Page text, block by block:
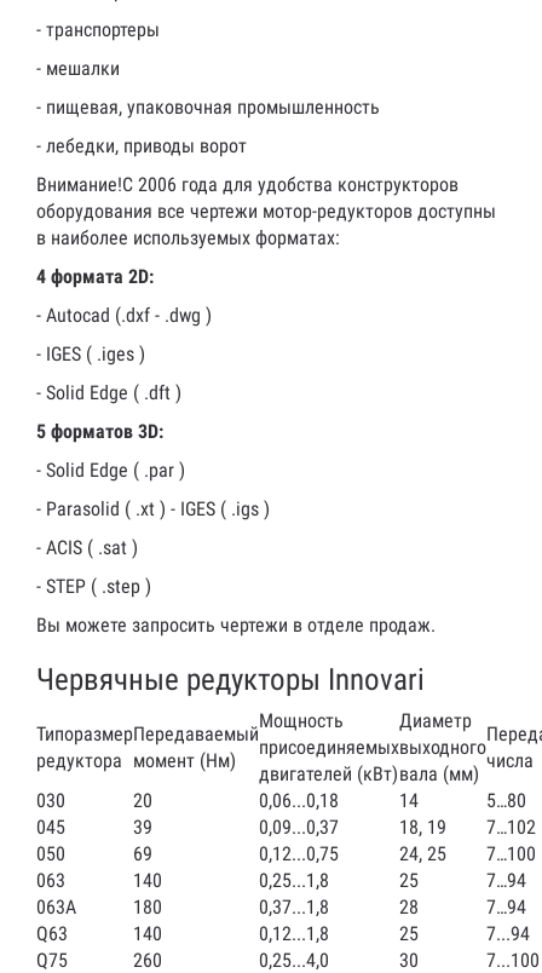
- транспортеры
- мешалки
- пищевая, упаковочная промышленность
- лебедки, приводы ворот
Внимание!С 2006 года для удобства конструкторов
оборудования все чертежи мотор-редукторов доступны
в наиболее используемых форматах:
4 формата 2D:
- Autocad (.dxf - .dwg )
- IGES ( .iges )
- Solid Edge ( .dft )
5 форматов 3D:
- Solid Edge ( .par )
- Parasolid ( .xt ) - IGES ( .igs )
- ACIS ( .sat )
- STEP ( .step )
Вы можете запросить чертежи в отделе продаж.
Червячные редукторы Innovari
Типоразмер
редуктора
Передаваемый
момент (Нм)
Мощность
присоединяемых
двигателей (кВт)
Диаметр
выходного
вала (мм)
числа
030
20 0,06...0,18 14
5…80
045
39 0,09...0,37 18, 19
7…102
050
69 0,12...0,75 24, 25
7…100
063
140 0,25...1,8 25
7…94
063A
180 0,37...1,8 28
7…94
Q63
140 0,12...1,8 25
7...94
Q75
260 0,25...4,0 30
7...100